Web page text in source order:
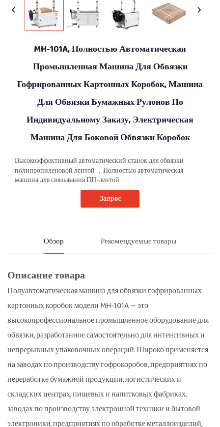
MH-101A, Полностью Автоматическая
Промышленная Машина Для Обвязки
Гофрированных Картонных Коробок, Машина
Для Обвязки Бумажных Рулонов По
Индивидуальному Заказу, Электрическая
Машина Для Боковой Обвязки Коробок
Высокоэффективный автоматический станок для обвязки
полипропиленовой лентой
， Полностью автоматическая
машина для связывания ПП-лентой
Запрос
Обзор Рекомендуемые товары
Описание товара
Полуавтоматическая машина для обвязки гофрированных
картонных коробок модели MH-101A — это
высокопрофессиональное промышленное оборудование для
обвязки, разработанное самостоятельно для интенсивных и
непрерывных упаковочных операций. Широко применяется
на заводах по производству гофрокоробов, предприятиях по
переработке бумажной продукции, логистических и
складских центрах, пищевых и напитковых фабриках,
заводах по производству электронной техники и бытовой
электроники, предприятиях по обработке металлоизделий,